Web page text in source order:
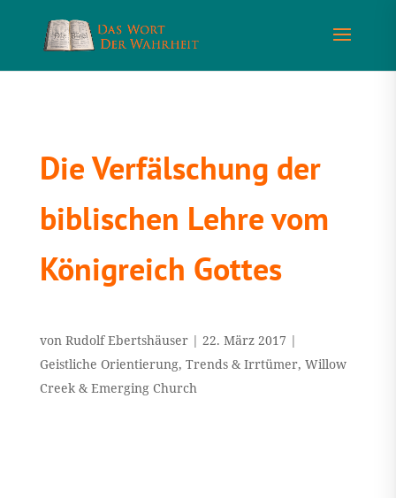
Die Verfälschung der
biblischen Lehre vom
Königreich Gottes
von Rudolf Ebertshäuser| 22. März 2017 |
Geistliche Orientierung, Trends & Irrtümer, Willow
Creek & Emerging Church